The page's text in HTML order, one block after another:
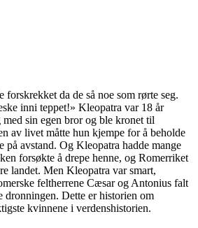
forskrekket da de så noe som rørte seg.
inni teppet!» Kleopatra var 18 år
med sin egen bror og ble kronet til
av livet måtte hun kjempe for å beholde
på avstand. Og Kleopatra hadde mange
forsøkte å drepe henne, og Romerriket
landet. Men Kleopatra var smart,
feltherrene Cæsar og Antonius falt
dronningen. Dette er historien om
kvinnene i verdenshistorien.